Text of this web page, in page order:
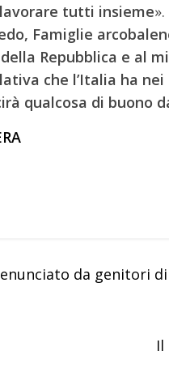
tutti insieme».
Famiglie
Repubblica e al
che l’Italia ha
qualcosa di buono
da genitori
Il